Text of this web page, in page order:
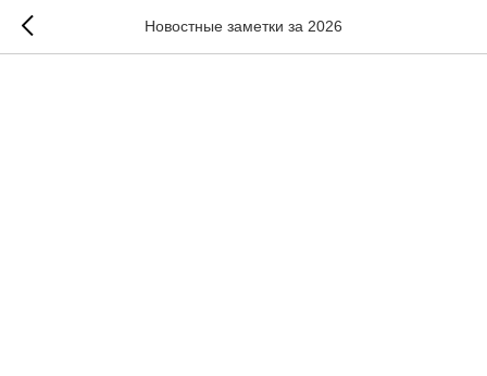
Новостные заметки за 2026